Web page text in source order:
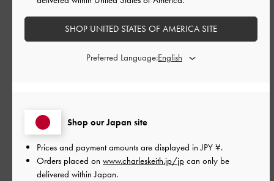
このレビューは役に立ちましたか？
0
軽くてかわいい
そして履きやさい
おすすめ！
Shop our Japan site
Prices and payment amounts are displayed inJPY ¥.
Orders placed on www.charleskeith.jp/jp can only be
delivered within Japan.
SHOP UNITED STATES OF AMERICA SITE
Preferred Language: